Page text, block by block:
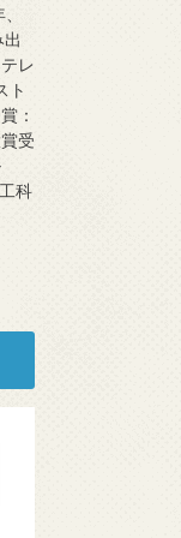
レ
ト
：
受
科